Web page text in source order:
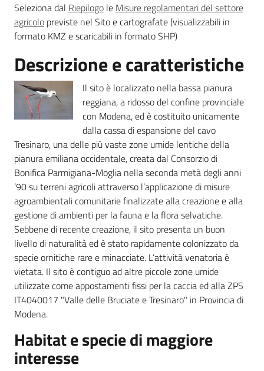
Argomenti
Novità
Servizi
Leggi Atti Bandi
Piani Programmi
Progetti
Seleziona dal Riepilogo le Misure regolamentari del settore
agricolo previste nel Sito e cartografate (visualizzabili in
formato KMZ e scaricabili in formato SHP)
Descrizione e caratteristiche
Il sito è localizzato nella bassa pianura
reggiana, a ridosso del confine provinciale
con Modena, ed è costituito unicamente
dalla cassa di espansione del cavo
Tresinaro, una delle più vaste zone umide lentiche della
pianura emiliana occidentale, creata dal Consorzio di
Bonifica Parmigiana-Moglia nella seconda metà degli anni
’90 su terreni agricoli attraverso l’applicazione di misure
agroambientali comunitarie finalizzate alla creazione e alla
gestione di ambienti per la fauna e la flora selvatiche.
Sebbene di recente creazione, il sito presenta un buon
livello di naturalità ed è stato rapidamente colonizzato da
specie ornitiche rare e minacciate. L’attività venatoria è
vietata. Il sito è contiguo ad altre piccole zone umide
utilizzate come appostamenti fissi per la caccia ed alla ZPS
IT4040017 "Valle delle Bruciate e Tresinaro" in Provincia di
Modena.
Habitat e specie di maggiore
interesse